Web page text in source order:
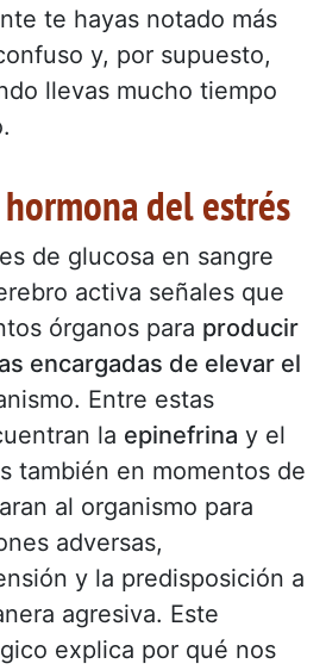
te hayas notado más
y, por supuesto,
llevas mucho tiempo
del estrés
de glucosa en sangre
activa señales que
órganos para producir
encargadas de elevar el
Entre estas
la epinefrina y el
también en momentos de
al organismo para
adversas,
y la predisposición a
agresiva. Este
explica por qué nos